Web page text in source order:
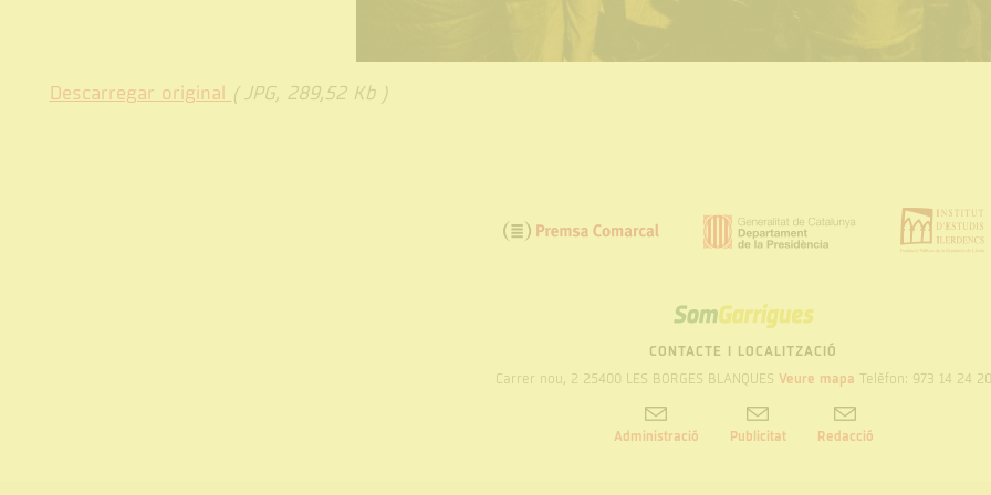
Descarregar original ( JPG, 289,52 Kb )
SOM
GARRIGUES
CONTACTE I LOCALITZACIÓ
Carrer nou, 2 25400 LES BORGES BLANQUES Veure mapa Telèfon: 973 14 24 20
Administració Publicitat Redacció